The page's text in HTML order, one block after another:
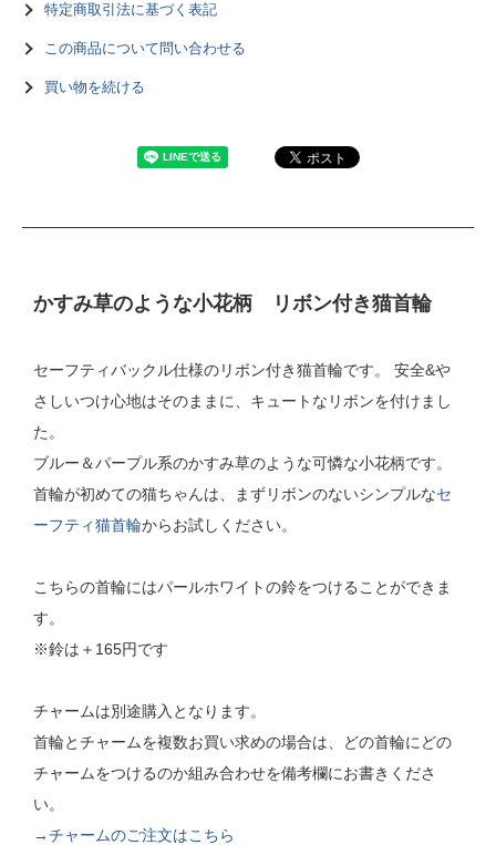
特定商取引法に基づく表記
この商品について問い合わせる
買い物を続ける
かすみ草のような小花柄 リボン付き猫首輪
セーフティバックル仕様のリボン付き猫首輪です。 安全&や
さしいつけ心地はそのままに、キュートなリボンを付けまし
た。
ブルー＆パープル系のかすみ草のような可憐な小花柄です。
首輪が初めての猫ちゃんは、まずリボンのないシンプルなセ
ーフティ猫首輪からお試しください。
こちらの首輪にはパールホワイトの鈴をつけることができま
す。
※鈴は＋165円です
チャームは別途購入となります。
首輪とチャームを複数お買い求めの場合は、どの首輪にどの
チャームをつけるのか組み合わせを備考欄にお書きくださ
い。
→チャームのご注文はこちら